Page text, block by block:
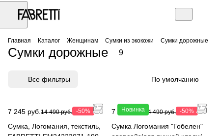
Главная Каталог Женщинам Сумки из экокожи Сумки дорожные
Сумки дорожные 9
Все фильтры По умолчанию
7 245 руб. 14 490 руб. -50%
Сумка, Логомания, текстиль,
Новинка
7 245 руб.14 490 руб. -50%
Сумка Логомания "Гобелен"